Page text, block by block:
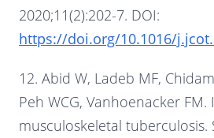
2020;11(2):202-7. DOI:
https://doi.org/10.1016/
12. Abid W, Ladeb MF,
Peh WCG, Vanhoenacker FM.
musculoskeletal tuberculosis.